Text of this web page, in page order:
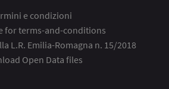
e condizioni
for terms-and-conditions
L.R. Emilia-Romagna n. 15/2018
Open Data files